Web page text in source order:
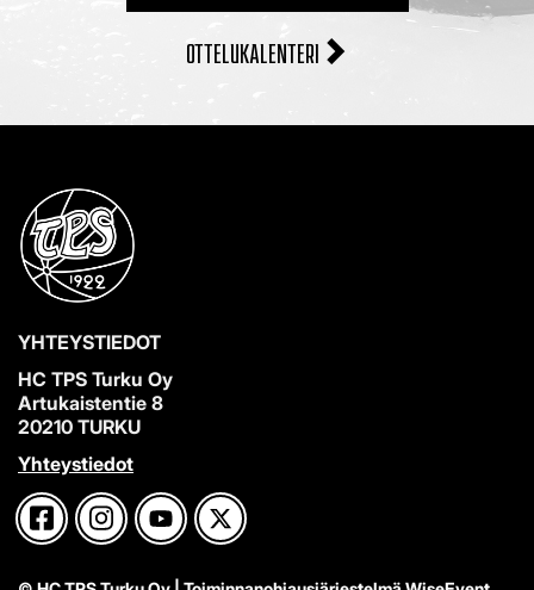
OTTELUKALENTERI
YHTEYSTIEDOT
HC TPS Turku Oy
Artukaistentie 8
20210 TURKU
Yhteystiedot